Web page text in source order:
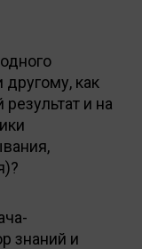
другому, как
и на
знаний и